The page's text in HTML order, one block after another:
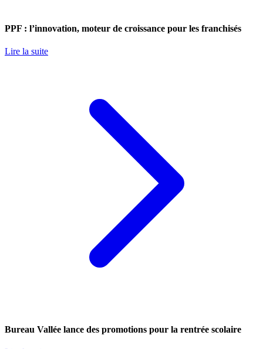
PPF : l’innovation, moteur de croissance pour les franchisés
Lire la suite
Bureau Vallée lance des promotions pour la rentrée scolaire